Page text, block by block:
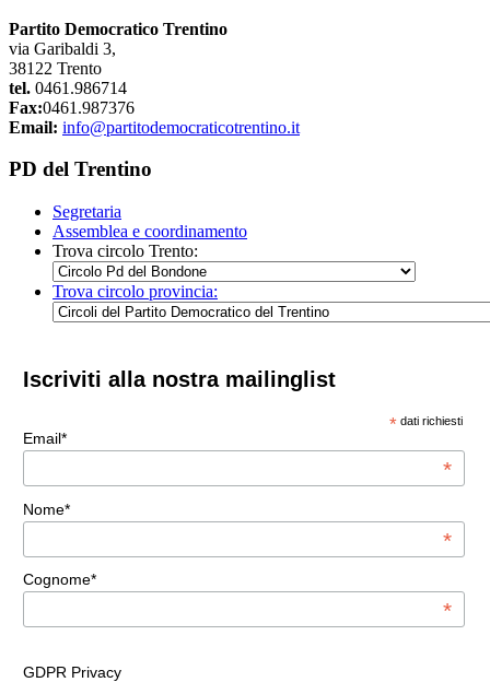
Partito Democratico Trentino
via Garibaldi 3,
38122 Trento
tel. 0461.986714
Fax:0461.987376
Email: info@partitodemocraticotrentino.it
PD del Trentino
Segretaria
Assemblea e coordinamento
Trova circolo Trento:
Trova circolo provincia:
Iscriviti alla nostra mailinglist
* dati richiesti
Email*
*
Nome*
*
Cognome*
*
GDPR Privacy